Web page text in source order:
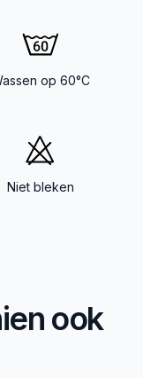
op 60°C
Niet bleken
ook